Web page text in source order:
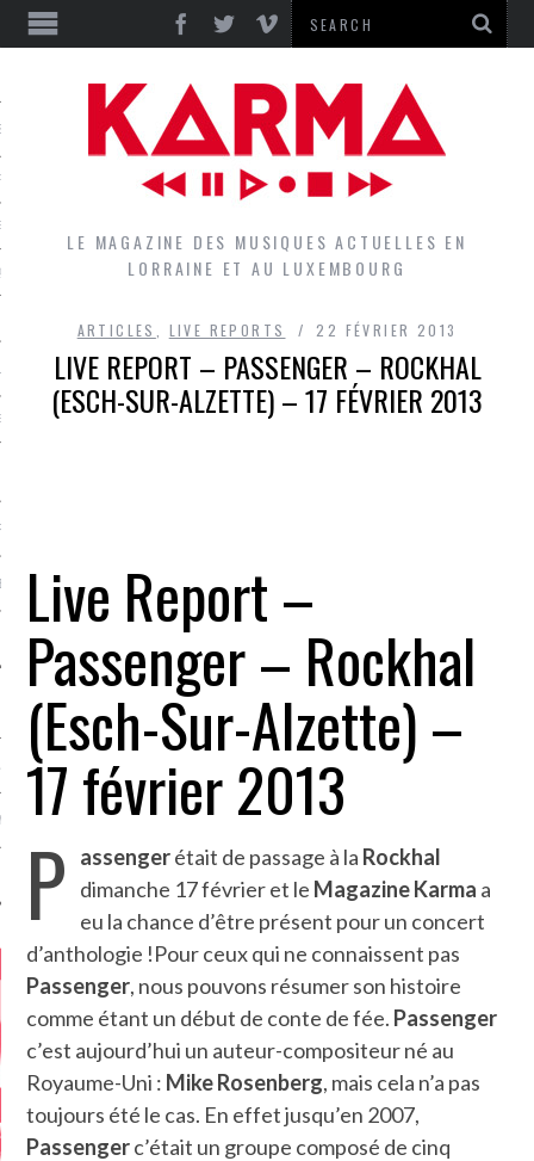
GROUPES DU LOCAL
LE MAGAZINE DES MUSIQUES ACTUELLES EN
LORRAINE ET AU LUXEMBOURG
ARTICLES LIVE REPORTS 22 FÉVRIER 2013
LIVE REPORT – PASSENGER – ROCKHAL
(ESCH-SUR-ALZETTE) – 17 FÉVRIER 2013
Live Report –
Passenger – Rockhal
(Esch-Sur-Alzette) –
17 février 2013
P assengerétait de passage à la Rockhal
dimanche 17 février et le Magazine Karma a
eu la chance d’être présent pour un concert
d’anthologie !Pour ceux qui ne connaissent pas
Passenger, nous pouvons résumer son histoire
comme étant un début de conte de fée. Passenger
c’est aujourd’hui un auteur-compositeur né au
Royaume-Uni : Mike Rosenberg, mais cela n’a pas
toujours été le cas. En effet jusqu’en 2007,
Passengerc’était un groupe composé de cinq